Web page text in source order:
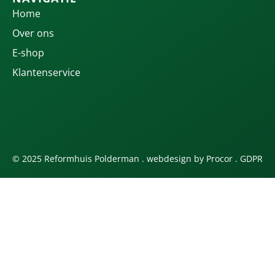
Home
Over ons
E-shop
Klantenservice
© 2025 Reformhuis Polderman . webdesign by Procor . GDPR